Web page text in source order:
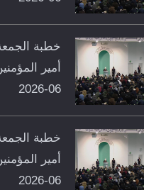
خطبة
06-2026
خطبة
06-2026